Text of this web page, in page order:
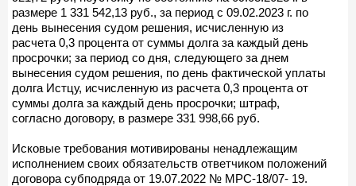
размере 1 331 542,13 руб., за период с 09.02.2023 г. по
день вынесения судом решения, исчисленную из
расчета 0,3 процента от суммы долга за каждый день
просрочки; за период со дня, следующего за днем
вынесения судом решения, по день фактической уплаты
долга Истцу, исчисленную из расчета 0,3 процента от
суммы долга за каждый день просрочки; штраф,
согласно договору, в размере 331 998,66 руб.
Исковые требования мотивированы ненадлежащим
исполнением своих обязательств ответчиком положений
договора субподряда от 19.07.2022 № МРС-18/07- 19.